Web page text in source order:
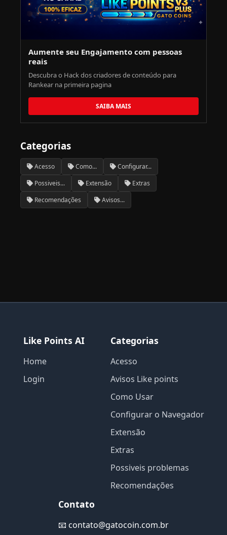
Aumente seu Engajamento com pessoas
reais
Descubra o Hack dos criadores de conteúdo para
Rankear na primeira pagina
SAIBA MAIS
Categorias
Acesso Como...
Configurar...
Possiveis...
Extensão
Extras
Recomendações
Avisos...
Like Points AI
Home
Login
Categorias
Acesso
Avisos Like points
Como Usar
Configurar o Navegador
Extensão
Extras
Possiveis problemas
Recomendações
Contato
📧 contato@gatocoin.com.br